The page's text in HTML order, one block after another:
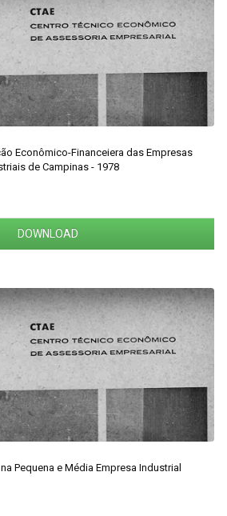
Econômico-Financeiera das Empresas
de Campinas - 1978
DOWNLOAD
Pequena e Média Empresa Industrial